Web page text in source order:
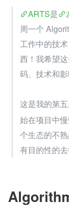
ARTS是
周一个
工作中的技
西！我希望
码、技术和影
这是我的第
始在项目中
个生态的不
有目的性的